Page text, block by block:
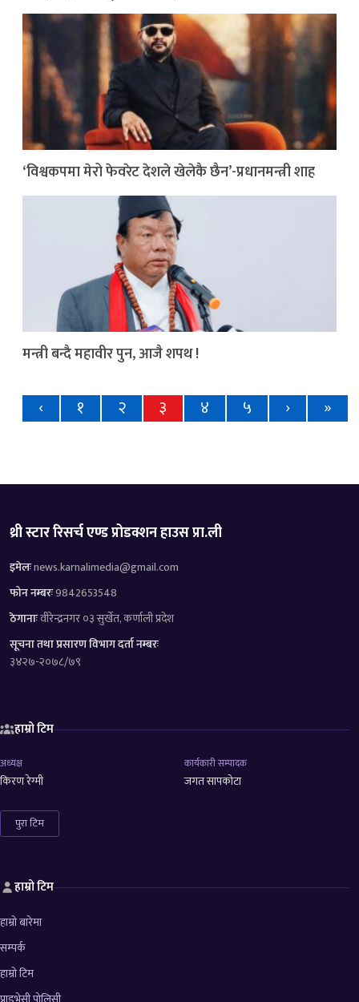
‘विश्वकपमा मेरो फेवरेट देशले खेलेकै छैन’-प्रधानमन्त्री शाह
मन्त्री बन्दै महावीर पुन, आजै शपथ !
‹ १ २ ३ ४ ५ › »
थ्री स्टार रिसर्च एण्ड प्रोडक्शन हाउस प्रा.ली
इमेलःnews.karnalimedia@gmail.com
फोन नम्बरः9842653548
ठेगानाःवीरेन्द्रनगर ०३ सुर्खेत, कर्णाली प्रदेश
सूचना तथा प्रसारण विभाग दर्ता नम्बरः
३४२७-२०७८/७९
हाम्रो टिम
अध्यक्ष
किरण रेग्मी
कार्यकारी सम्पादक
जगत सापकोटा
पुरा टिम
हाम्रो टिम
हाम्रो बारेमा
सम्पर्क
हाम्रो टिम